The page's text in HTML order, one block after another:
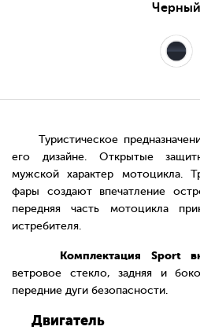
Черный
Туристическое
его дизайне. Открытые
мужской характер мотоцикла.
фары создают впечатление
передняя часть мотоцикла
истребителя.
Комплектация Sport
ветровое стекло, задняя и
передние дуги безопасности.
Двигатель